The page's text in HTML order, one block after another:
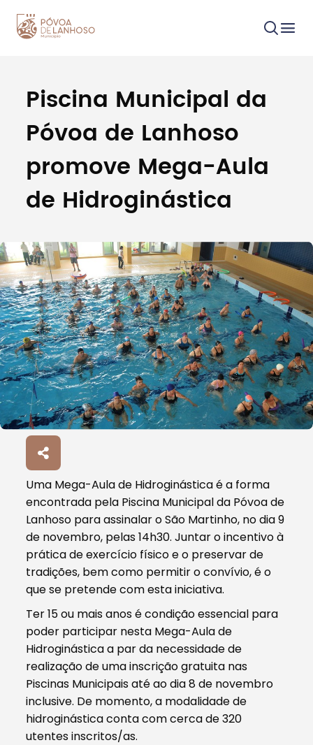
Procurar
Tipo de conteúdo
Filtros
Piscina Municipal da
Póvoa de Lanhoso
promove Mega-Aula
de Hidroginástica
Uma Mega-Aula de Hidroginástica é a forma
encontrada pela Piscina Municipal da Póvoa de
Lanhoso para assinalar o São Martinho, no dia 9
de novembro, pelas 14h30. Juntar o incentivo à
prática de exercício físico e o preservar de
tradições, bem como permitir o convívio, é o
que se pretende com esta iniciativa.
Ter 15 ou mais anos é condição essencial para
poder participar nesta Mega-Aula de
Hidroginástica a par da necessidade de
realização de uma inscrição gratuita nas
Piscinas Municipais até ao dia 8 de novembro
inclusive. De momento, a modalidade de
hidroginástica conta com cerca de 320
utentes inscritos/as.